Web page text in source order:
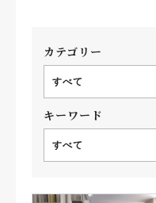
カテゴリー
すべて
キーワード
すべて